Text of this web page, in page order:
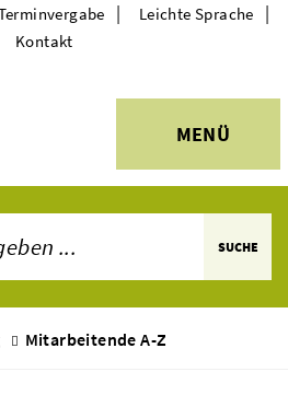
MENÜ
| Leichte Sprache |
Kontakt
SUCHE
Mitarbeitende A-Z